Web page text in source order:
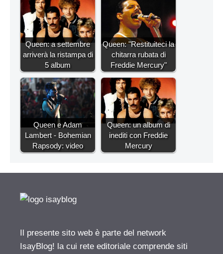
Queen: a settembre
arriverà la ristampa di
5 album
Queen: "Restituiteci la
chitarra rubata di
Freddie Mercury"
Queen e Adam
Lambert - Bohemian
Rapsody: video
Queen: un album di
inediti con Freddie
Mercury
Il presente sito web è parte del network
IsayBlog! la cui rete editoriale comprende siti